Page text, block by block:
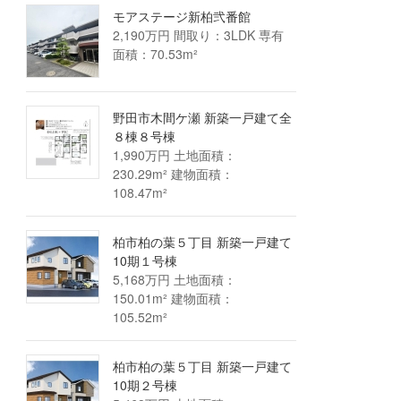
モアステージ新柏弐番館
2,190万円 間取り：3LDK 専有
面積：70.53m²
野田市木間ケ瀬 新築一戸建て全
８棟８号棟
1,990万円 土地面積：
230.29m² 建物面積：
108.47m²
柏市柏の葉５丁目 新築一戸建て
10期１号棟
5,168万円 土地面積：
150.01m² 建物面積：
105.52m²
柏市柏の葉５丁目 新築一戸建て
10期２号棟